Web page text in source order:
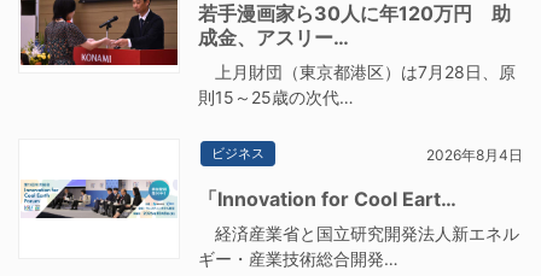
若手漫画家ら30人に年120万円 助
成金、アスリー…
上月財団（東京都港区）は7月28日、原
則15～25歳の次代…
ビジネス 2026年8月4日
「Innovation for Cool Eart…
経済産業省と国立研究開発法人新エネル
ギー・産業技術総合開発…